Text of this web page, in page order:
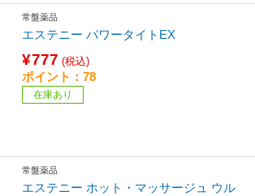
常盤薬品
エステニー パワータイトEX
¥777 (税込)
ポイント：78
在庫あり
常盤薬品
エステニー ホット・マッサージュ ウル